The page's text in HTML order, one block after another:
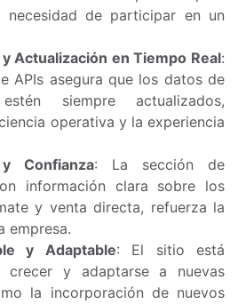
necesidad de participar en un
Actualización en Tiempo Real:
APIs asegura que los datos de
siempre actualizados,
operativa y la experiencia
Confianza: La sección de
información clara sobre los
y venta directa, refuerza la
empresa.
y Adaptable: El sitio está
crecer y adaptarse a nuevas
la incorporación de nuevos